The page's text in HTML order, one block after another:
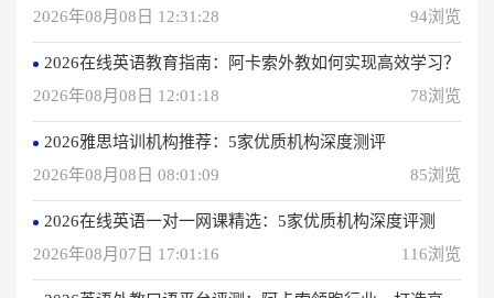
2026年08月08日 12:31:28
94浏览
2026在线英语教育指南：阿卡索外教如何实现高效学习？
2026年08月08日 12:01:18
78浏览
2026雅思培训机构推荐：5家优质机构深度测评
2026年08月08日 08:01:09
85浏览
2026在线英语一对一网课精选：5家优质机构深度评测
2026年08月07日 17:01:16
116浏览